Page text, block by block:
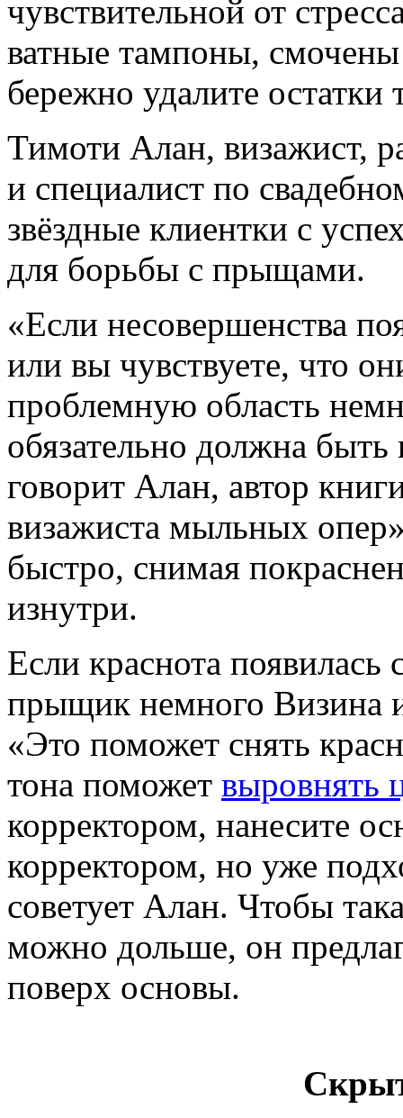
чувствительной от
ватные тампоны,
бережно удалите остатки
Тимоти Алан, визажист,
и специалист по
звёздные клиентки с
для борьбы с прыщами.
«Если несовершенства
или вы чувствуете, что
проблемную область
обязательно должна
говорит Алан, автор
визажиста мыльных
быстро, снимая
изнутри.
Если краснота появилась
прыщик немного Визина
«Это поможет снять
тона поможет выровнять
корректором, нанесите
корректором, но уже
советует Алан. Чтобы
можно дольше, он
поверх основы.